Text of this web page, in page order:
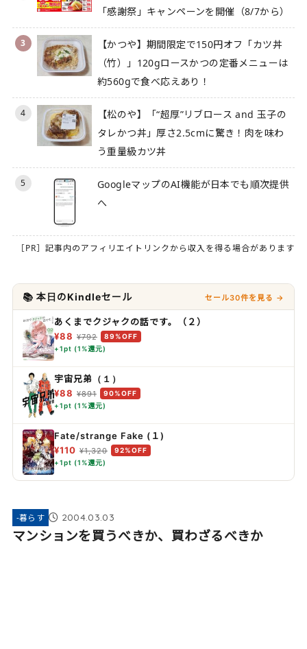
「感謝祭」キャンペーンを開催（8/7から）
3
【かつや】期間限定で150円オフ「カツ丼
（竹）」120gロースかつの定番メニューは
約560gで食べ応えあり！
4
【松のや】「“超厚”リブロース and 玉子の
タレかつ丼」厚さ2.5cmに驚き！肉を味わ
う重量級カツ丼
5
GoogleマップのAI機能が日本でも順次提供
へ
［PR］記事内のアフィリエイトリンクから収入を得る場合があります
📚 本日のKindleセール セール30件を見る →
あくまでクジャクの話です。（２）
¥88 ¥792
89%OFF
+1pt (1%還元)
宇宙兄弟（１）
¥88 ¥891
90%OFF
+1pt (1%還元)
Fate/strange Fake (１)
¥110 ¥1,320
92%OFF
+1pt (1%還元)
-暮らす 2004.03.03
マンションを買うべきか、買わざるべきか